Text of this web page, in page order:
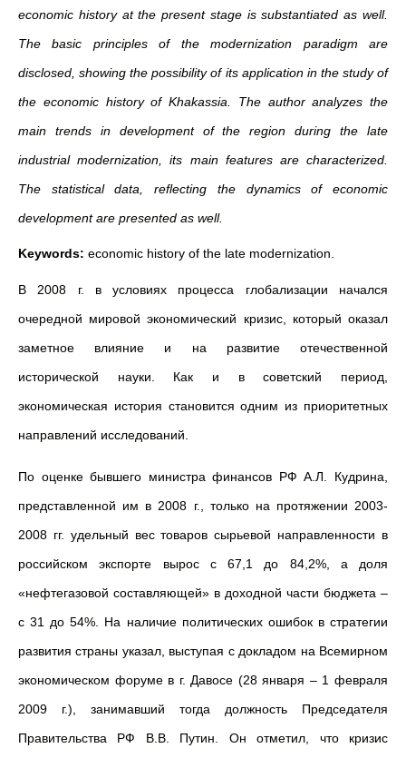
economic history at the present stage is substantiated as well.
The basic principles of the modernization paradigm are
disclosed, showing the possibility of its application in the study of
the economic history of Khakassia. The author analyzes the
main trends in development of the region during the late
industrial modernization, its main features are characterized.
The statistical data, reflecting the dynamics of economic
development are presented as well.
Keywords: economic history of the late modernization.
В 2008 г. в условиях процесса глобализации начался
очередной мировой экономический кризис, который оказал
заметное влияние и на развитие отечественной
исторической науки. Как и в советский период,
экономическая история становится одним из приоритетных
направлений исследований.
По оценке бывшего министра финансов РФ А.Л. Кудрина,
представленной им в 2008 г., только на протяжении 2003-
2008 гг. удельный вес товаров сырьевой направленности в
российском экспорте вырос с 67,1 до 84,2%, а доля
«нефтегазовой составляющей» в доходной части бюджета –
с 31 до 54%. На наличие политических ошибок в стратегии
развития страны указал, выступая с докладом на Всемирном
экономическом форуме в г. Давосе (28 января – 1 февраля
2009 г.), занимавший тогда должность Председателя
Правительства РФ В.В. Путин. Он отметил, что кризис